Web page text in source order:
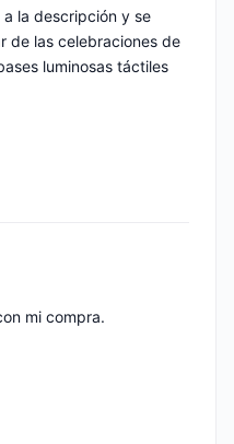
la descripción y se
de las celebraciones de
luminosas táctiles
mi compra.